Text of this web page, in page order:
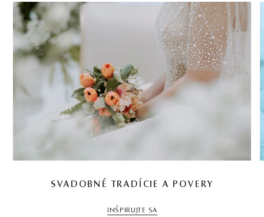
SVADOBNÉ TRADÍCIE A POVERY
INŠPIRUJTE SA